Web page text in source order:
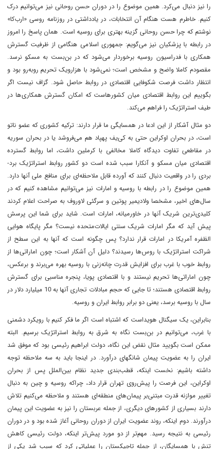
را نیز دنبال می‌کرد. همین موضوع را در دوران حسن روحانی نیز می‌توانیم درک
کنیم. خاطرم هست هنگام آن انتخابات، در یادداشتی در روزنامه روسی «ار‌ب‌کا»
نوشتم که چرا حسن روحانی گزینه بهتری برای روسیه است. همان پاسخ را امروز
در رابطه با پزشکیان نیز می‌گویم: جمهوری اسلامی هنگامی از ظرفیت گسترش
همکاری با فدراسیون روسیه برخوردار می‌شود که در بن‌بست به مسکو نرسد.
مقصودم کاملا واضح و مشخص است؛ نمی‌شود با هزار‌و‌یک تحریم روبه‌رو بود و
انتظار داشت فرصت شکوفایی اقتصادی در روابط حاصل شود. گزاف نیست اگر
بگوییم این روابط اقتصادی میان کشورها‌ست که امکان گسترش همکاری‌ها در
طیف استراتژیک را فراهم می‌کند.
دو مثال آشکار از این ادعا در همسایگی ما قرار دارند: ترکیه کشوری که عضو ناتو
است، در بحران اوکراین حتی به کی‌یف پهپاد هم می‌فروشد‌ یا در بحران سوریه
در مقاطعی تفاوت دیدگاه کاملا مخالفی با کرملین داشت، اما روابط گسترده
اقتصادی میان مسکو و آنکارا سبب شده است دو کشور روابط استراتژیک برد-
بردی را در واقعیت دنبال کنند که آورده قابل ملاحظه‌ای برای منافع ملی آنها دارد.
همین موضوع را در رابطه با روسیه و امارات نیز می‌توانیم مشاهده کنیم که در
سال‌های اخیر، مشخصا ولادیمیر پوتین و سرگئی لاوروف به صراحت‌ اعلام کردند
کلیدی‌ترین شریک آنها در خاورمیانه، امارات است. شاید برای شما این پرسش
پیش آید که مگر امارات شریک سنتی ایالات‌متحده نیست؟ مگر پایگاه هوایی
الظفره آمریکا در امارات قرار ندارد؟ پس چگونه است که آنها به این سطح از
شراکت استراتژیک با روس‌ها رسیدند؟ دلیل آن آشکار است؛ چون اماراتی‌ها از
روابط خوب با غرب برای افزایش قدرت چانه‌زنی با روسیه بهره می‌برند و برعکس،
چون اماراتی‌ها تحریم نیستند و با اقتصادی پویا، پنجره مناسبی برای گسترش
روابط اقتصادی هستند؛ تا جایی که حجم مبادلات تجاری آنها به 10 میلیارد دلار در
سال با روسیه برسد، یعنی دو برابر روابط ایران و روسیه.
بنابراین، یک سیگنال هویدا‌ست که اشتباه است اگر ما فکر کنیم با رویکرد دشمنی
با غرب، می‌توانیم در بن‌بست نگاه به شرق به روابط استراتژیک برسیم. البته
ممکن است بگویید مثال نقض این نگاه، دولت ابراهیم رئیسی بود که موفق شد
ایران را به عضویت پیمان شانگهای درآورد. در اینجا باید به سه ملاحظه توجه
داشته باشیم: نخست اینکه، قطب‌بندی جدید نظام بین‌الملل پس از بحران
اوکراین، این فرصت را پیش‌روی تهران قرار داد، چرا‌که روسیه و چین به دنبال
تغییر موازنه قدرت مبتنی‌بر پیمان‌های منطقه‌ای هستند و ملاحظه می‌کنیم تلاش
دارند بسیاری از کشورهای دیگری، از ‌جمله عربستان را نیز به عضویت این پیمان
درآورند. دوم اینکه، روند عضویت ایران از دوران روحانی آغاز شده بود و در دوران
رئیسی به نتیجه رسید. مهم‌تر از دو مورد پیش‌تر اینکه، دولت رئیسی کاهش
تنش با همسایگان، از ‌جمله تاجیکستان را عملیاتی کرد که سبب شد یکی از